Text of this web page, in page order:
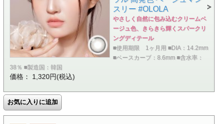
スリー #OLOLA
やさしく自然に包み込むクリームベ
ージュ色、きらきら輝くスパークリ
ングディテール
■使用期限 1ヶ月用 ■DIA：14.2mm
■ベースカーブ：8.6mm ■含水率：
38％ ■製造国：韓国
価格： 1,320円(税込)